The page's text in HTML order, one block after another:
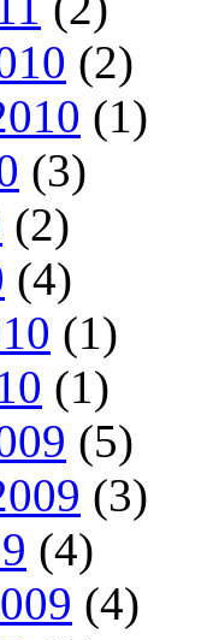
(2)
(1)
(3)
(2)
(4)
(1)
(1)
(5)
(3)
(4)
(4)